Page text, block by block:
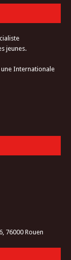
jeunes.
Internationale
76000 Rouen